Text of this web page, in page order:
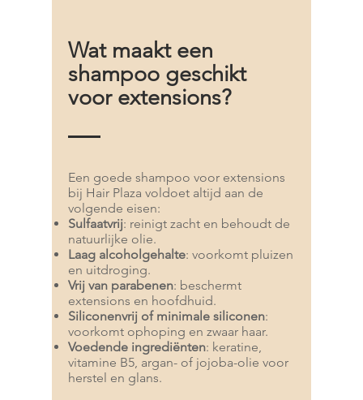
Wat maakt een
shampoo geschikt
voor extensions?
Een goede shampoo voor extensions
bij Hair Plaza voldoet altijd aan de
volgende eisen:
Sulfaatvrij: reinigt zacht en behoudt de
natuurlijke olie.
Laag alcoholgehalte: voorkomt pluizen
en uitdroging.
Vrij van parabenen: beschermt
extensions en hoofdhuid.
Siliconenvrij of minimale siliconen:
voorkomt ophoping en zwaar haar.
Voedende ingrediënten: keratine,
vitamine B5, argan- of jojoba-olie voor
herstel en glans.